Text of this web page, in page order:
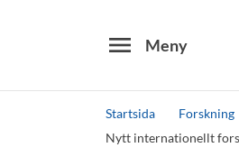
menu Meny
Startsida Forskning
Nytt internationellt